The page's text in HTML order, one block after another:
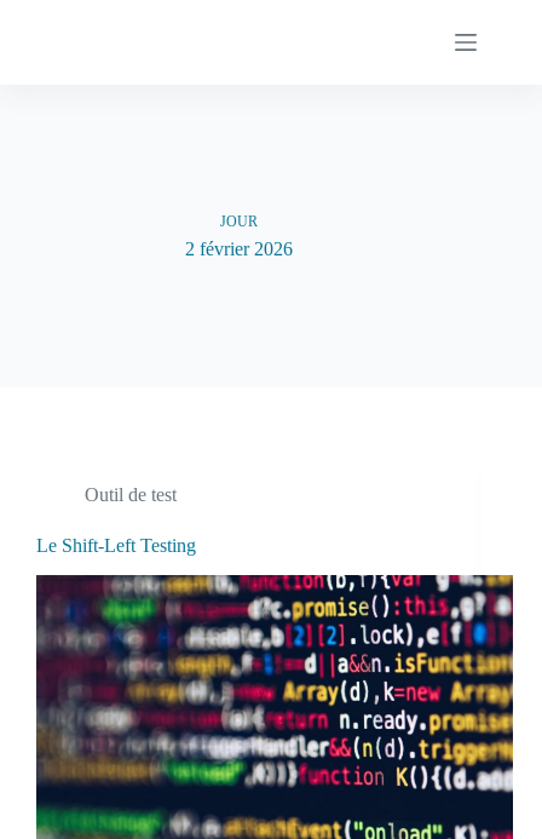
JOUR
2 février 2026
Outil de test
Le Shift-Left Testing